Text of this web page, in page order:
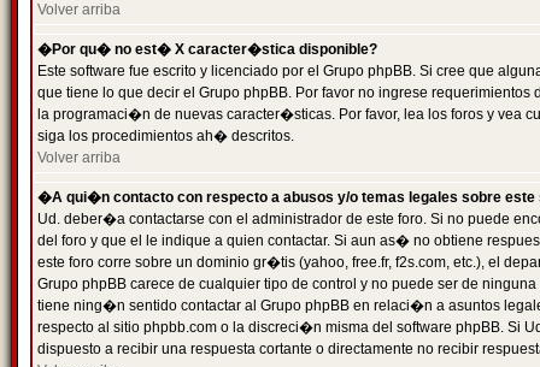
Volver arriba
�Por qu� no est� X caracter�stica disponible?
Este software fue escrito y licenciado por el Grupo phpBB. Si cree que
que tiene lo que decir el Grupo phpBB. Por favor no ingrese
la programaci�n de nuevas caracter�sticas. Por favor, lea los foros y vea
siga los procedimientos ah� descritos.
Volver arriba
�A qui�n contacto con respecto a abusos y/o temas legales sobre este
Ud. deber�a contactarse con el administrador de este foro. Si no puede
del foro y que el le indique a quien contactar. Si aun as� no obtiene
este foro corre sobre un dominio gr�tis (yahoo, free.fr, f2s.com, etc.), el
Grupo phpBB carece de cualquier tipo de control y no puede ser de
tiene ning�n sentido contactar al Grupo phpBB en relaci�n a asuntos
respecto al sitio phpbb.com o la discreci�n misma del software phpBB. Si
dispuesto a recibir una respuesta cortante o directamente no recibir